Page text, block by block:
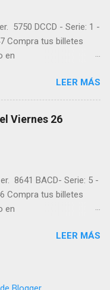
próximo sorteo,
balotas.com para
ayudaran a ganar y
5750 DCCD - Serie: 1 -
Compra tus billetes
en
balotas_panama -
Facebook:
su suerte en las
visitarnos en
los datos que le
sorteos que se le
LEER MÁS
Viernes 26
8641 BACD- Serie: 5 -
Compra tus billetes
en
balotas_panama -
y de una forma
LEER MÁS